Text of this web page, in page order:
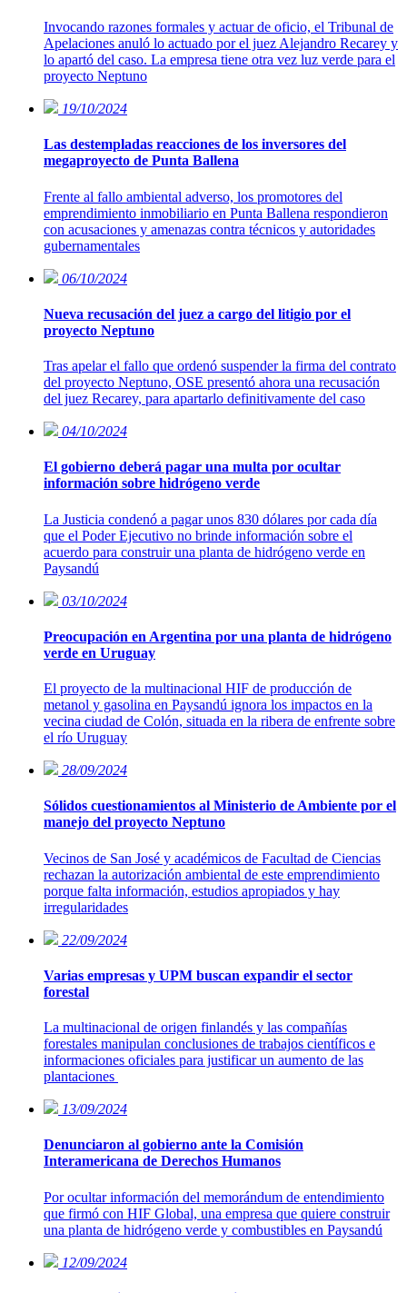
Invocando razones formales y actuar de oficio, el Tribunal de
Apelaciones anuló lo actuado por el juez Alejandro Recarey y
lo apartó del caso. La empresa tiene otra vez luz verde para el
proyecto Neptuno
19/10/2024
Las destempladas reacciones de los inversores del
megaproyecto de Punta Ballena
Frente al fallo ambiental adverso, los promotores del
emprendimiento inmobiliario en Punta Ballena respondieron
con acusaciones y amenazas contra técnicos y autoridades
gubernamentales
06/10/2024
Nueva recusación del juez a cargo del litigio por el
proyecto Neptuno
Tras apelar el fallo que ordenó suspender la firma del contrato
del proyecto Neptuno, OSE presentó ahora una recusación
del juez Recarey, para apartarlo definitivamente del caso
04/10/2024
El gobierno deberá pagar una multa por ocultar
información sobre hidrógeno verde
La Justicia condenó a pagar unos 830 dólares por cada día
que el Poder Ejecutivo no brinde información sobre el
acuerdo para construir una planta de hidrógeno verde en
Paysandú
03/10/2024
Preocupación en Argentina por una planta de hidrógeno
verde en Uruguay
El proyecto de la multinacional HIF de producción de
metanol y gasolina en Paysandú ignora los impactos en la
vecina ciudad de Colón, situada en la ribera de enfrente sobre
el río Uruguay
28/09/2024
Sólidos cuestionamientos al Ministerio de Ambiente por el
manejo del proyecto Neptuno
Vecinos de San José y académicos de Facultad de Ciencias
rechazan la autorización ambiental de este emprendimiento
porque falta información, estudios apropiados y hay
irregularidades
22/09/2024
Varias empresas y UPM buscan expandir el sector
forestal
La multinacional de origen finlandés y las compañías
forestales manipulan conclusiones de trabajos científicos e
informaciones oficiales para justificar un aumento de las
plantaciones
13/09/2024
Denunciaron al gobierno ante la Comisión
Interamericana de Derechos Humanos
Por ocultar información del memorándum de entendimiento
que firmó con HIF Global, una empresa que quiere construir
una planta de hidrógeno verde y combustibles en Paysandú
12/09/2024